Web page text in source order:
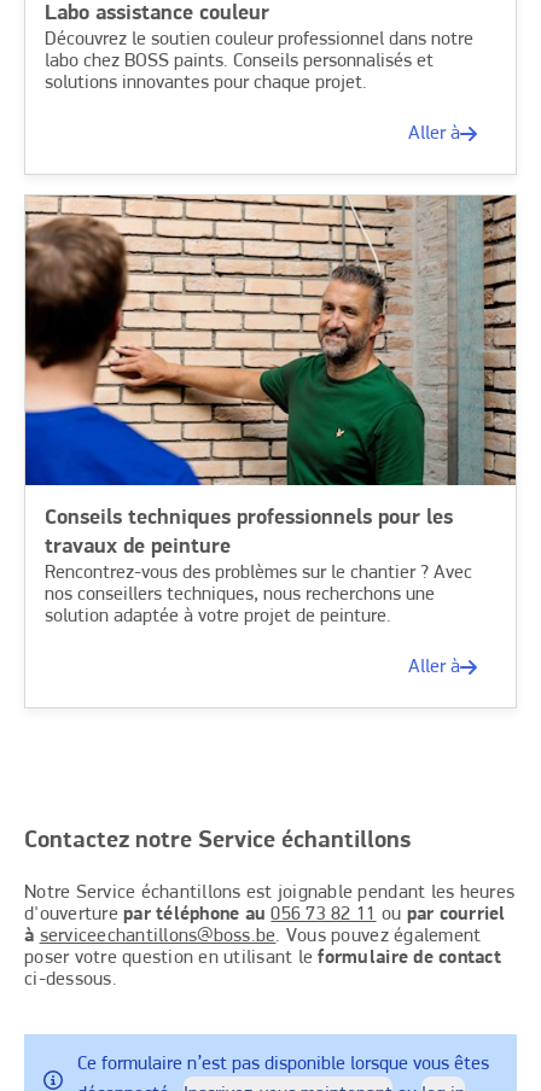
Labo assistance couleur
Découvrez le soutien couleur professionnel dans notre
labo chez BOSS paints. Conseils personnalisés et
solutions innovantes pour chaque projet.
Aller à
Conseils techniques professionnels pour les
travaux de peinture
Rencontrez-vous des problèmes sur le chantier ? Avec
nos conseillers techniques, nous recherchons une
solution adaptée à votre projet de peinture.
Aller à
Contactez notre Service échantillons
Notre Service échantillons est joignable pendant les heures
d'ouverturepar téléphone au056 73 82 11 ou par courriel
à serviceechantillons@boss.be. Vous pouvez également
poser votre question en utilisant le formulaire de contact
ci-dessous.
Ce formulaire n’est pas disponible lorsque vous êtes